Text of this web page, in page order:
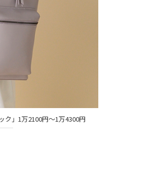
ク」1万2100円～1万4300円